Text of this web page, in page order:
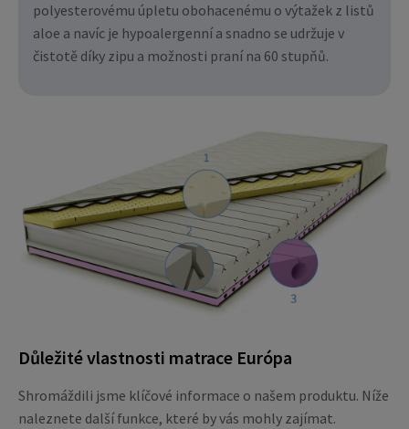
polyesterovému úpletu obohacenému o výtažek z listů
aloe a navíc je hypoalergenní a snadno se udržuje v
čistotě díky zipu a možnosti praní na 60 stupňů.
Důležité vlastnosti matrace Európa
Shromáždili jsme klíčové informace o našem produktu. Níže
naleznete další funkce, které by vás mohly zajímat.